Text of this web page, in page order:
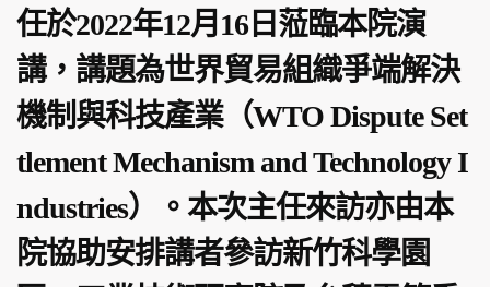
任於2022年12月16日蒞臨本院演
講，講題為世界貿易組織爭端解決
機制與科技產業（WTO Dispute Set
tlement Mechanism and Technology I
ndustries）。本次主任來訪亦由本
院協助安排講者參訪新竹科學園